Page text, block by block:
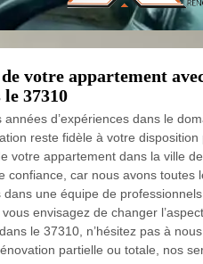
votre appartement
37310
d’expériences dans le
reste fidèle à votre disposition
votre appartement dans la ville de
confiance, car nous avons toutes
une équipe de
envisagez de changer
le 37310, n’hésitez pas à
partielle ou totale, nos